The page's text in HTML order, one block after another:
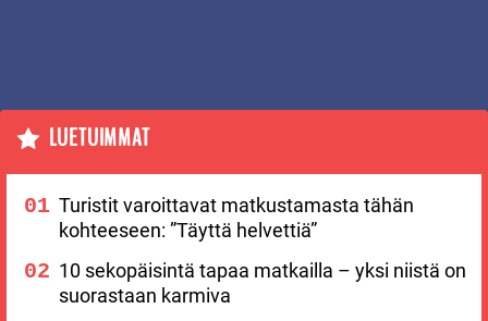
LUETUIMMAT
Turistit varoittavat matkustamasta tähän
kohteeseen: ”Täyttä helvettiä”
10 sekopäisintä tapaa matkailla – yksi niistä on
suorastaan karmiva